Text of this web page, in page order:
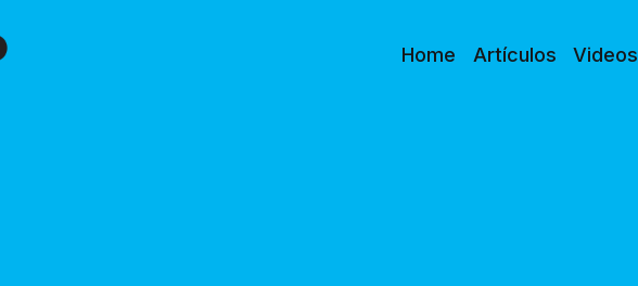
Home Artículos Videos